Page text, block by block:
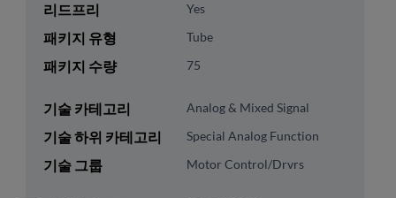
리드프리 Yes
패키지 유형 Tube
패키지 수량 75
기술 카테고리 Analog & Mixed Signal
기술 하위 카테고리 Special Analog Function
기술 그룹 Motor Control/Drvrs